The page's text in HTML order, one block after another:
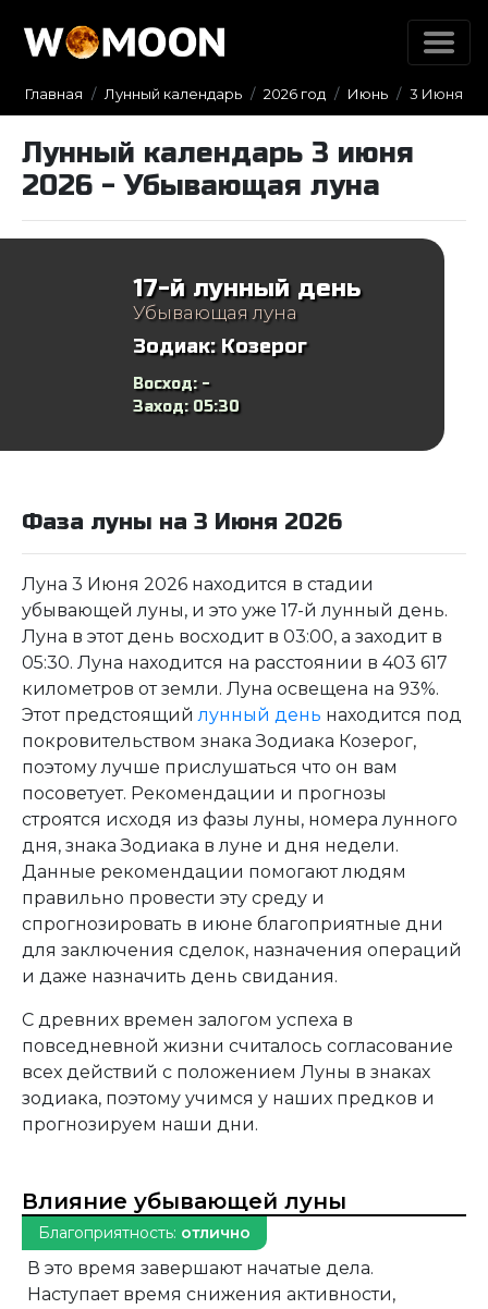
Главная Лунный календарь 2026 год Июнь 3 Июня
Лунный календарь 3 июня
2026 - Убывающая луна
17-й лунный день
Убывающая луна
Зодиак: Козерог
Восход: -
Заход: 05:30
Фаза луны на 3 Июня 2026
Луна 3 Июня 2026 находится в стадии
убывающей луны, и это уже 17-й лунный день.
Луна в этот день восходит в 03:00, а заходит в
05:30. Луна находится на расстоянии в 403 617
километров от земли. Луна освещена на 93%.
Этот предстоящийлунный день находится под
покровительством знака Зодиака Козерог,
поэтому лучше прислушаться что он вам
посоветует. Рекомендации и прогнозы
строятся исходя из фазы луны, номера лунного
дня, знака Зодиака в луне и дня недели.
Данные рекомендации помогают людям
правильно провести эту среду и
спрогнозировать в июне благоприятные дни
для заключения сделок, назначения операций
и даже назначить день свидания.
С древних времен залогом успеха в
повседневной жизни считалось согласование
всех действий с положением Луны в знаках
зодиака, поэтому учимся у наших предков и
прогнозируем наши дни.
Влияние убывающей луны
Благоприятность: отлично
В это время завершают начатые дела.
Наступает время снижения активности,